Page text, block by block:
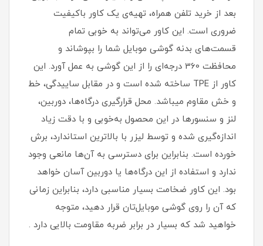
بعد از خرید تلفن همراه، تهیه‌ی یک کاور با‌کیفیت
ضروری است‏.‏ این کاور می‌تواند به خوبی تمام
قسمت‌های بدنه گوشی موبایل شما را بپوشاند و
محافظت 360 درجه‌ای را از این گوشی به عمل آورد‏.‏ این
کاور از TPE ساخته شده است و در مقابل ساییدگی، خط
و خش مقاوم میباشد.‏ محل قرارگیری درگاه‌ها، دوربین،
لنز و سنسورها در این محصول به‌خوبی و با دقت زیاد
اندازه‌گیری شده و توسط لیزر با بالاترین استاندارد، برش
خورده است‏.‏ بنابراین برای دسترسی به آن‌ها مانعی وجود
ندارد و استفاده از این درگاه‌ها یا دوربین آسان خواهد
بود‏.‏ این کاور ضخامت بسیار مناسبی دارد، بنابراین زمانی
که آن را روی گوشی موبایل‌تان قرار دهید، متوجه
خواهید شد که بسیار در برابر ضربه مقاومت بالایی دارد .